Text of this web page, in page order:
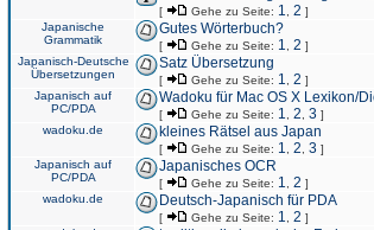
[ Gehe zu Seite: 1 2 ]
Japanische
Grammatik
Gutes Wörterbuch?
[ Gehe zu Seite: 1 2 ]
Japanisch-Deutsche
Übersetzungen
Satz Übersetzung
[ Gehe zu Seite: 1 2 ]
Japanisch auf
PC/PDA
Wadoku für Mac OS X Lexikon/
[ Gehe zu Seite: 1 2 3 ]
wadoku.de kleines Rätsel aus Japan
[ Gehe zu Seite: 1 2 3 ]
Japanisch auf
PC/PDA
Japanisches OCR
[ Gehe zu Seite: 1 2 ]
wadoku.de Deutsch-Japanisch für PDA
[ Gehe zu Seite: 1 2 ]